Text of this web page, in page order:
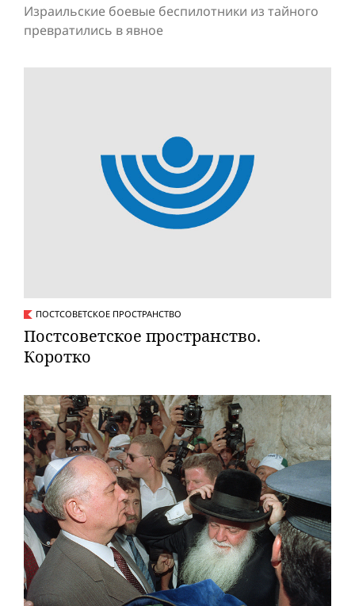
Израильские боевые беспилотники из тайного
превратились в явное
ПОСТСОВЕТСКОЕ ПРОСТРАНСТВО
Постсоветское пространство.
Коротко